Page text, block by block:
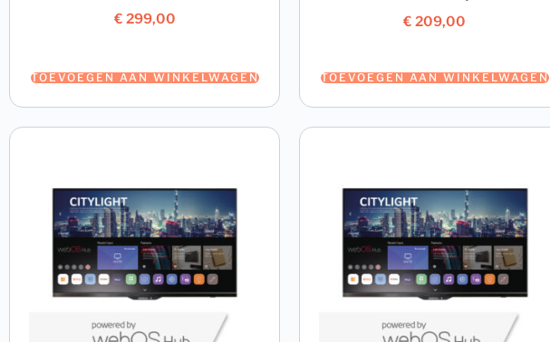
€ 299,00
TOEVOEGEN AAN WINKELWAGEN
€ 209,00
TOEVOEGEN AAN WINKELWAGEN